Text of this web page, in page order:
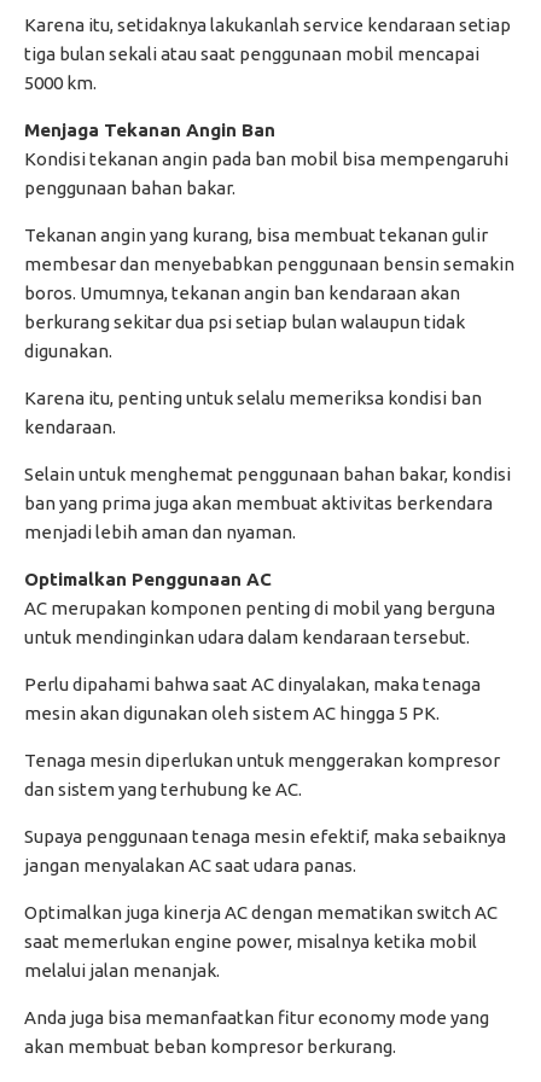
Karena itu, setidaknya lakukanlah service kendaraan setiap
tiga bulan sekali atau saat penggunaan mobil mencapai
5000 km.
Menjaga Tekanan Angin Ban
Kondisi tekanan angin pada ban mobil bisa mempengaruhi
penggunaan bahan bakar.
Tekanan angin yang kurang, bisa membuat tekanan gulir
membesar dan menyebabkan penggunaan bensin semakin
boros. Umumnya, tekanan angin ban kendaraan akan
berkurang sekitar dua psi setiap bulan walaupun tidak
digunakan.
Karena itu, penting untuk selalu memeriksa kondisi ban
kendaraan.
Selain untuk menghemat penggunaan bahan bakar, kondisi
ban yang prima juga akan membuat aktivitas berkendara
menjadi lebih aman dan nyaman.
Optimalkan Penggunaan AC
AC merupakan komponen penting di mobil yang berguna
untuk mendinginkan udara dalam kendaraan tersebut.
Perlu dipahami bahwa saat AC dinyalakan, maka tenaga
mesin akan digunakan oleh sistem AC hingga 5 PK.
Tenaga mesin diperlukan untuk menggerakan kompresor
dan sistem yang terhubung ke AC.
Supaya penggunaan tenaga mesin efektif, maka sebaiknya
jangan menyalakan AC saat udara panas.
Optimalkan juga kinerja AC dengan mematikan switch AC
saat memerlukan engine power, misalnya ketika mobil
melalui jalan menanjak.
Anda juga bisa memanfaatkan fitur economy mode yang
akan membuat beban kompresor berkurang.